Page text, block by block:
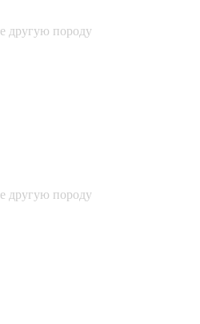
другую породу
другую породу